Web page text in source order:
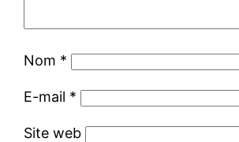
Nom *
E-mail *
Site web